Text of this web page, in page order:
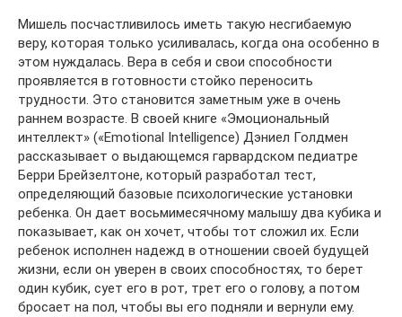
Мишель посчастливилось иметь такую несгибаемую
веру, которая только усиливалась, когда она особенно в
этом нуждалась. Вера в себя и свои способности
проявляется в готовности стойко переносить
трудности. Это становится заметным уже в очень
раннем возрасте. В своей книге «Эмоциональный
интеллект» («Emotional Intelligence) Дэниел Голдмен
рассказывает о выдающемся гарвардском педиатре
Берри Брейзелтоне, который разработал тест,
определяющий базовые психологические установки
ребенка. Он дает восьмимесячному малышу два кубика и
показывает, как он хочет, чтобы тот сложил их. Если
ребенок исполнен надежд в отношении своей будущей
жизни, если он уверен в своих способностях, то берет
один кубик, сует его в рот, трет его о голову, а потом
бросает на пол, чтобы вы его подняли и вернули ему.